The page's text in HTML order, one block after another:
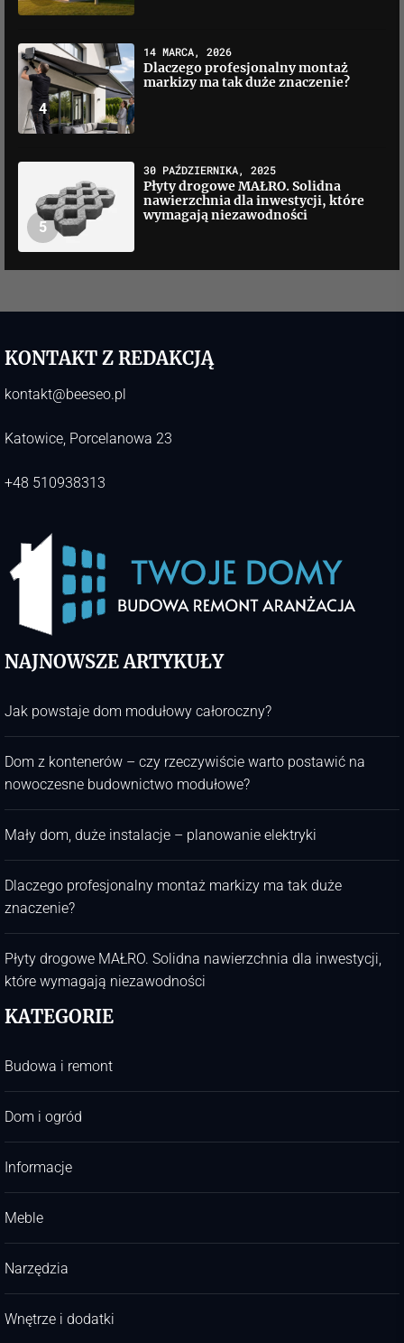
4
14 MARCA, 2026
Dlaczego profesjonalny montaż
markizy ma tak duże znaczenie?
5
30 PAŹDZIERNIKA, 2025
Płyty drogowe MAŁRO. Solidna
nawierzchnia dla inwestycji, które
wymagają niezawodności
KONTAKT Z REDAKCJĄ
kontakt@beeseo.pl
Katowice, Porcelanowa 23
+48 510938313
NAJNOWSZE ARTYKUŁY
Jak powstaje dom modułowy całoroczny?
Dom z kontenerów – czy rzeczywiście warto postawić na
nowoczesne budownictwo modułowe?
Mały dom, duże instalacje – planowanie elektryki
Dlaczego profesjonalny montaż markizy ma tak duże
znaczenie?
Płyty drogowe MAŁRO. Solidna nawierzchnia dla inwestycji,
które wymagają niezawodności
KATEGORIE
Budowa i remont
Dom i ogród
Informacje
Meble
Narzędzia
Wnętrze i dodatki